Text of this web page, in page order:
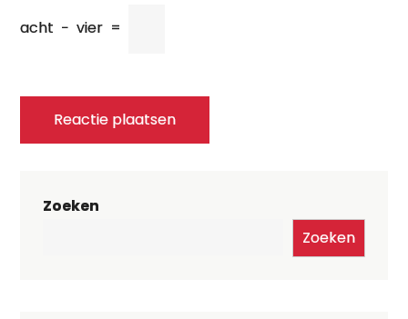
acht − vier =
Zoeken
Zoeken